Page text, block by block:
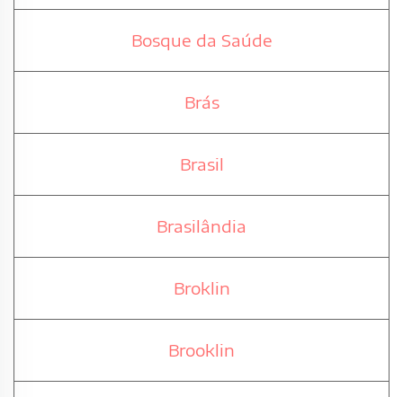
Bosque da Saúde
Brás
Brasil
Brasilândia
Broklin
Brooklin